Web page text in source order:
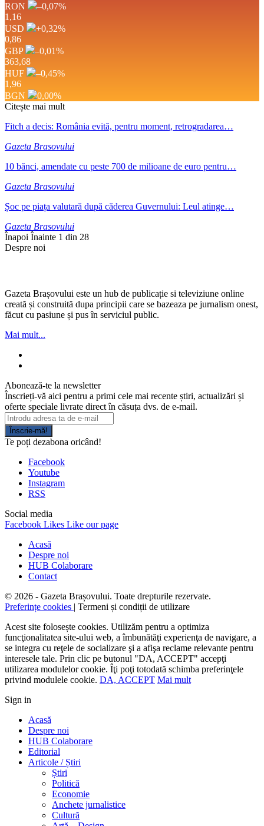
RON
–0,07%
1,16
USD
+0,32%
0,86
GBP
–0,01%
363,68
HUF
–0,45%
1,96
BGN
0,00%
Citește mai mult
Fitch a decis: România evită, pentru moment, retrogradarea…
Gazeta Brasovului
10 bănci, amendate cu peste 700 de milioane de euro pentru…
Gazeta Brasovului
Șoc pe piața valutară după căderea Guvernului: Leul atinge…
Gazeta Brasovului
Înapoi Înainte 1 din 28
Despre noi
Gazeta Brașovului este un hub de publicație si televiziune online
creată și construită dupa principii care se bazeaza pe jurnalism onest,
făcut cu pasiune și pus în serviciul public.
Mai mult...
Abonează-te la newsletter
Înscrieți-vă aici pentru a primi cele mai recente știri, actualizări și
oferte speciale livrate direct în căsuța dvs. de e-mail.
Înscrie-mă!
Te poți dezabona oricând!
Facebook
Youtube
Instagram
RSS
Social media
Facebook Likes Like our page
Acasă
Despre noi
HUB Colaborare
Contact
© 2026 - Gazeta Brașovului. Toate drepturile rezervate.
Preferințe cookies | Termeni și condiții de utilizare
Acest site folosește cookies. Utilizăm pentru a optimiza
funcţionalitatea site-ului web, a îmbunătăţi experienţa de navigare, a
se integra cu reţele de socializare şi a afişa reclame relevante pentru
interesele tale. Prin clic pe butonul "DA, ACCEPT" accepţi
utilizarea modulelor cookie. Îţi poţi totodată schimba preferinţele
privind modulele cookie. DA, ACCEPT Mai mult
Sign in
Acasă
Despre noi
HUB Colaborare
Editorial
Articole / Știri
Știri
Politică
Economie
Anchete jurnalistice
Cultură